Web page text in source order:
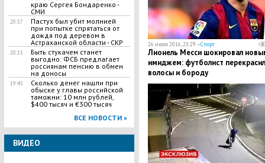
краю Сергея Бондаренко -
СМИ
20:57
Пастух был убит молнией
при попытке спрятаться от
дождя под деревом в
Астраханской области - СКР
20:15
Быть стукачем станет
выгодно: ФСБ предлагает
россиянам пенсию в обмен
на доносы
19:45
Сколько денег нашли при
обыске у главы российской
таможни: 10 млн рублей,
$400 тысяч и €300 тысяч
ВСЕ НОВОСТИ »
ВИДЕО
26 июля 2016, 23:29 —Спорт
Лионель Месси шокировал
имиджем: футболист перекрасил
волосы и бороду